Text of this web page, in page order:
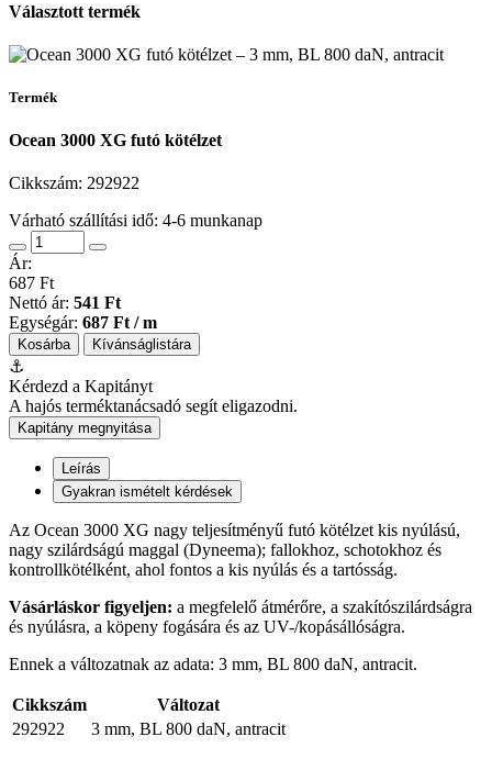
Választott termék
Termék
Ocean 3000 XG futó kötélzet
Cikkszám: 292922
Várható szállítási idő: 4-6 munkanap
Ár:
687 Ft
Nettó ár: 541 Ft
Egységár: 687 Ft / m
Kosárba Kívánságlistára
⚓
Kérdezd a Kapitányt
A hajós terméktanácsadó segít eligazodni.
Kapitány megnyitása
Leírás
Gyakran ismételt kérdések
Az Ocean 3000 XG nagy teljesítményű futó kötélzet kis nyúlású,
nagy szilárdságú maggal (Dyneema); fallokhoz, schotokhoz és
kontrollkötélként, ahol fontos a kis nyúlás és a tartósság.
Vásárláskor figyeljen: a megfelelő átmérőre, a szakítószilárdságra
és nyúlásra, a köpeny fogására és az UV-/kopásállóságra.
Ennek a változatnak az adata: 3 mm, BL 800 daN, antracit.
Cikkszám
Változat
292922
3 mm, BL 800 daN, antracit